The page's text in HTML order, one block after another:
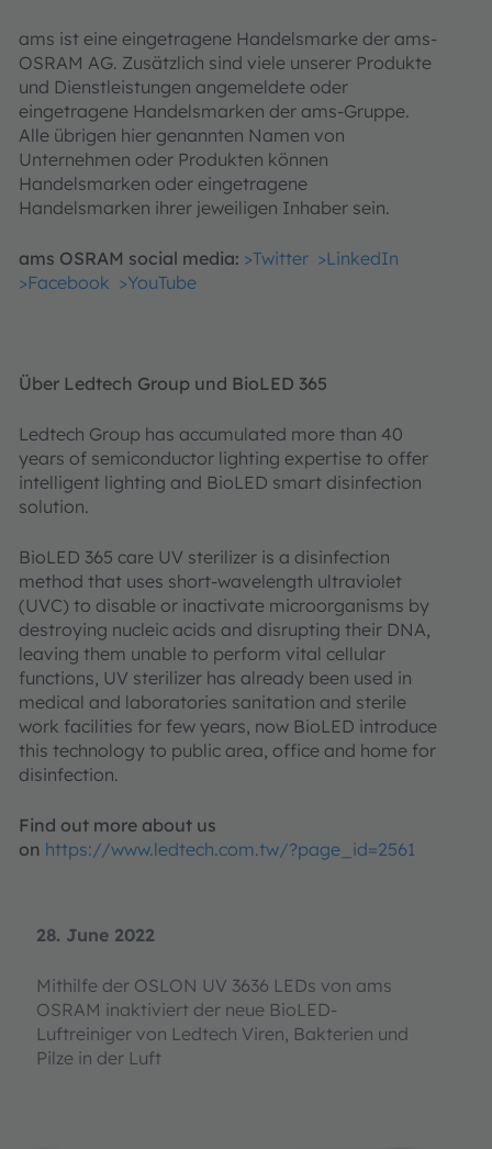
28. June 2022
Mithilfe der OSLON UV 3636 LEDs von ams
OSRAM inaktiviert der neue BioLED-
Luftreiniger von Ledtech Viren, Bakterien und
Pilze in der Luft
ams ist eine eingetragene Handelsmarke der ams-
OSRAM AG. Zusätzlich sind viele unserer Produkte
und Dienstleistungen angemeldete oder
eingetragene Handelsmarken der ams-Gruppe.
Alle übrigen hier genannten Namen von
Unternehmen oder Produkten können
Handelsmarken oder eingetragene
Handelsmarken ihrer jeweiligen Inhaber sein.
ams OSRAM social media: >Twitter >LinkedIn
>Facebook >YouTube
Über Ledtech Group und BioLED 365
Ledtech Group has accumulated more than 40
years of semiconductor lighting expertise to offer
intelligent lighting and BioLED smart disinfection
solution.
BioLED 365 care UV sterilizer is a disinfection
method that uses short-wavelength ultraviolet
(UVC) to disable or inactivate microorganisms by
destroying nucleic acids and disrupting their DNA,
leaving them unable to perform vital cellular
functions, UV sterilizer has already been used in
medical and laboratories sanitation and sterile
work facilities for few years, now BioLED introduce
this technology to public area, office and home for
disinfection.
Find out more about us
on https://www.ledtech.com.tw/?page_id=2561